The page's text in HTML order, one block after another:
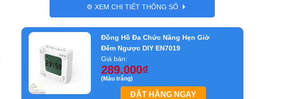
⚙️ XEM CHI TIẾT THÔNG SỐ
Đồng Hồ Đa Chức Năng Hẹn Giờ
Đếm Ngược DIY EN7019
Giá bán:
289.000₫
(Màu trắng)
ĐẶT HÀNG NGAY